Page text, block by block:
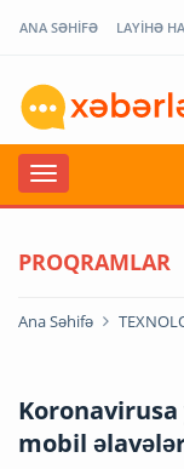
ANA SƏHİFƏ LAYİHƏ
PROQRAMLAR
Ana Səhifə
mobil